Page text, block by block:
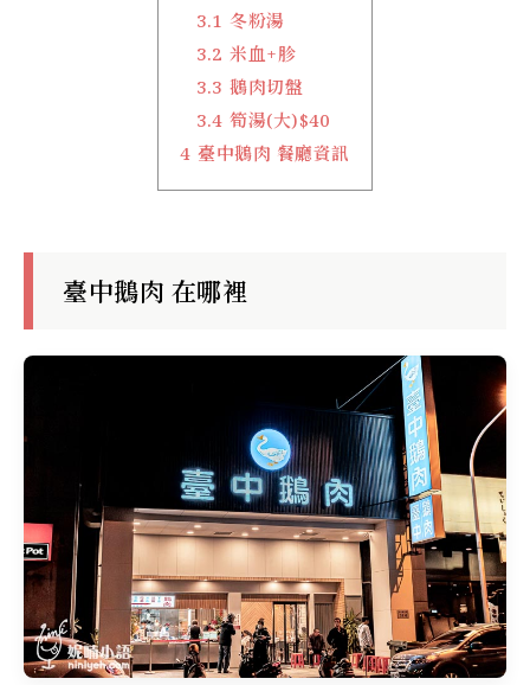
3.1 冬粉湯
3.2 米血+胗
3.3 鵝肉切盤
3.4 筍湯(大)$40
4 臺中鵝肉 餐廳資訊
臺中鵝肉 在哪裡